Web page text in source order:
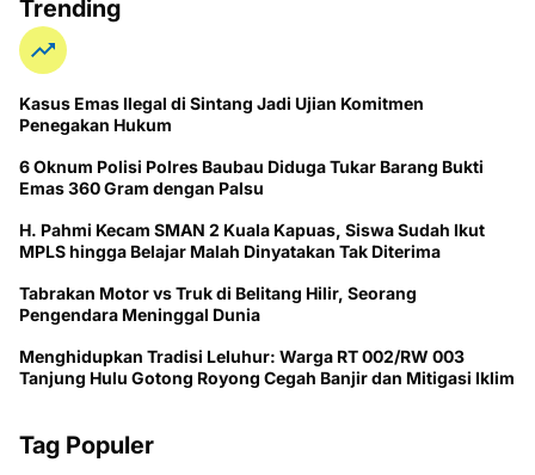
Trending
Kasus Emas Ilegal di Sintang Jadi Ujian Komitmen
Penegakan Hukum
6 Oknum Polisi Polres Baubau Diduga Tukar Barang Bukti
Emas 360 Gram dengan Palsu
H. Pahmi Kecam SMAN 2 Kuala Kapuas, Siswa Sudah Ikut
MPLS hingga Belajar Malah Dinyatakan Tak Diterima
Tabrakan Motor vs Truk di Belitang Hilir, Seorang
Pengendara Meninggal Dunia
Menghidupkan Tradisi Leluhur: Warga RT 002/RW 003
Tanjung Hulu Gotong Royong Cegah Banjir dan Mitigasi Iklim
Tag Populer